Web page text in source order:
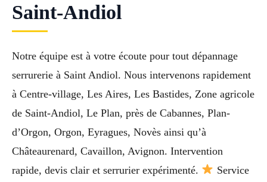
Saint-Andiol
Notre équipe est à votre écoute pour tout dépannage
serrurerie à Saint Andiol. Nous intervenons rapidement
à Centre-village, Les Aires, Les Bastides, Zone agricole
de Saint-Andiol, Le Plan, près de Cabannes, Plan-
d’Orgon, Orgon, Eyragues, Novès ainsi qu’à
Châteaurenard, Cavaillon, Avignon. Intervention
rapide, devis clair et serrurier expérimenté.
Service